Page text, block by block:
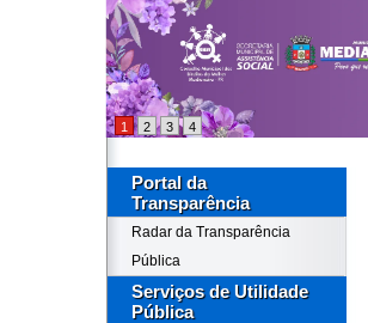
1 2 3 4
Portal da
Transparência
Radar da Transparência
Pública
Serviços de Utilidade
Pública